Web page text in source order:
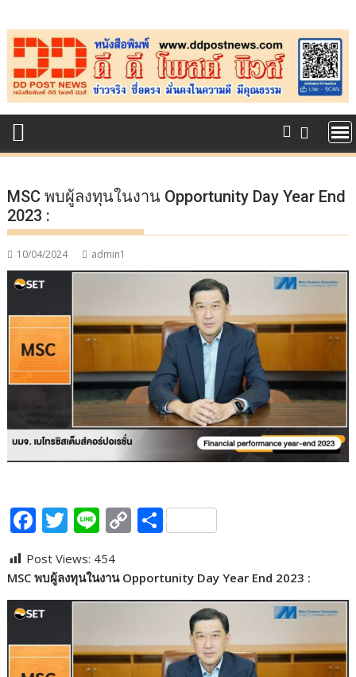
to
content
MSC พบผู้ลงทุนในงาน Opportunity Day Year End
2023 :
10/04/2024 admin1
F
e
b
o
o
T
itt
er
Li
e
C
p
y
n
S
ar
e
Post Views: 454
MSCพบผู้ลงทุนในงานOpportunity Day Year End 2023 :